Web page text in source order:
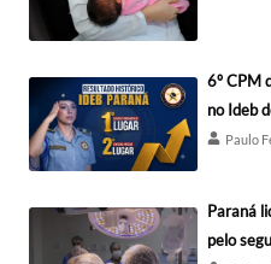
6º CPM
no Ideb
Paulo
Paraná
pelo